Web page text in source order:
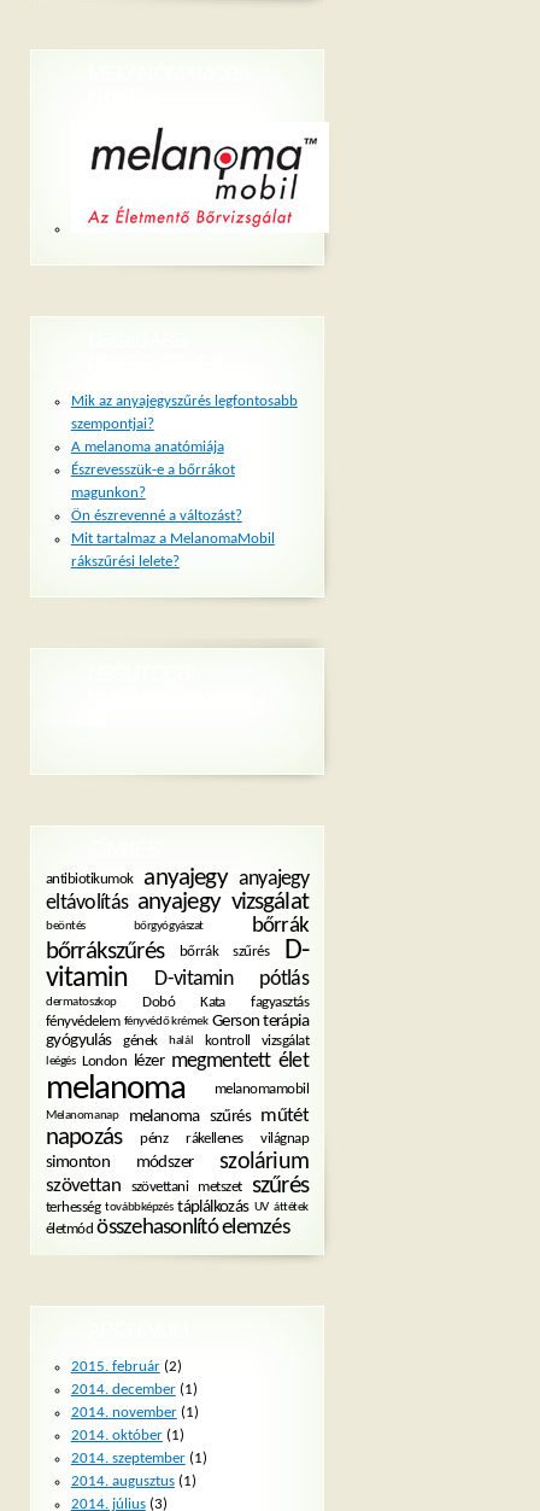
Mik az anyajegyszűrés legfontosabb
szempontjai?
A melanoma anatómiája
Észrevesszük-e a bőrrákot
magunkon?
Ön észrevenné a változást?
Mit tartalmaz a MelanomaMobil
rákszűrési lelete?
antibiotikumok anyajegy anyajegy
eltávolítás anyajegy vizsgálat
beöntés bőrgyógyászat bőrrák
bőrrákszűrés bőrrák szűrés
D-
vitamin
D-vitamin pótlás
dermatoszkop Dobó Kata
fagyasztás
fényvédelem fényvédő krémek Gerson terápia
gyógyulás
gének halál kontroll vizsgálat
leégés London lézer megmentett élet
melanoma melanomamobil
Melanomanap melanoma szűrés műtét
napozás pénz rákellenes világnap
simonton módszer szolárium
szövettan szövettani metszet szűrés
terhesség továbbképzés táplálkozás UV áttétek
életmód összehasonlító elemzés
2015. február(2)
2014. december(1)
2014. november(1)
2014. október(1)
2014. szeptember(1)
2014. augusztus(1)
2014. július(3)